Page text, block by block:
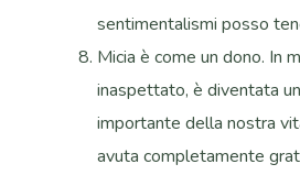
sentimentalismi posso
Micia è come un dono. In
inaspettato, è diventata
importante della nostra
avuta completamente